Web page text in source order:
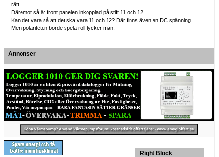
rätt.
Däremot så är front panelen inkopplad på stift 11 och 12.
Kan det vara så att det ska vara 11 och 12? Där finns även en DC spänning.
Men polariteten borde spela roll tycker man.
Annonser
Right Block